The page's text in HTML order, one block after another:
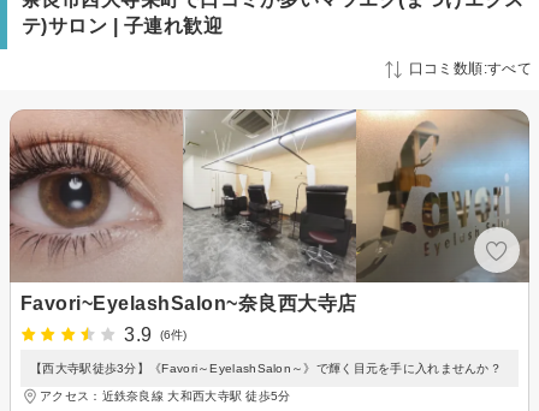
テ)サロン | 子連れ歓迎
口コミ数順:すべて
Favori~EyelashSalon~奈良西大寺店
3.9
(6件)
【西大寺駅徒歩3分】《Favori～EyelashSalon～》で輝く目元を手に入れませんか？
アクセス：近鉄奈良線 大和西大寺駅 徒歩5分